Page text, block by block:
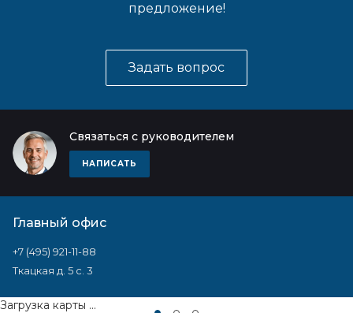
предложение!
Задать вопрос
Связаться с руководителем
НАПИСАТЬ
Главный офис
+7 (495) 921-11-88
Ткацкая д. 5 с. 3
Загрузка карты ...